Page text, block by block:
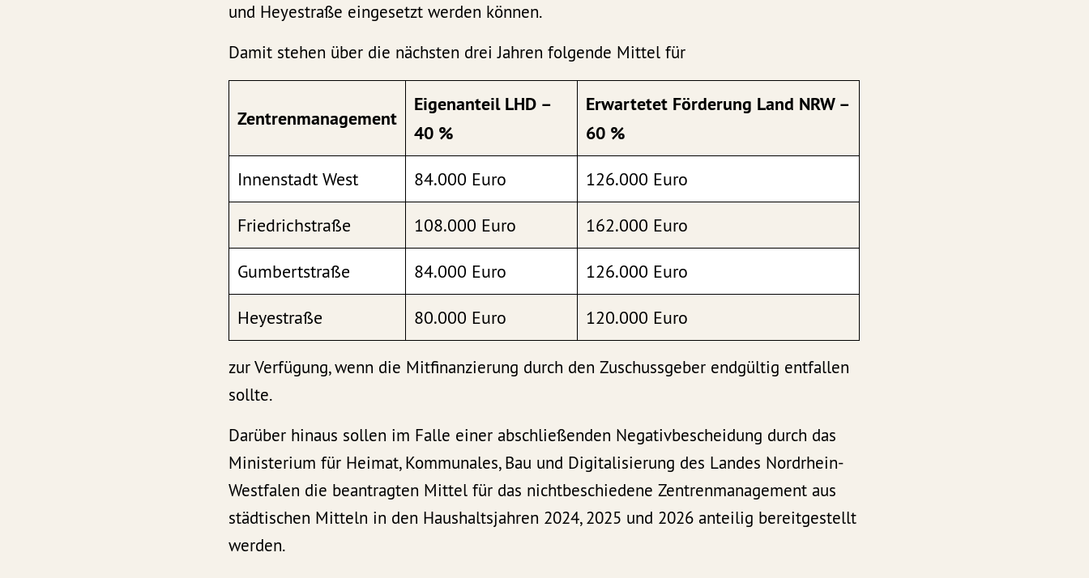
und Heyestraße eingesetzt werden können.
Damit stehen über die nächsten drei Jahren folgende Mittel für
Zentrenmanagement
Eigenanteil LHD –
40 %
Erwartetet Förderung Land NRW –
60 %
Innenstadt West 84.000 Euro 126.000 Euro
Friedrichstraße 108.000 Euro 162.000 Euro
Gumbertstraße 84.000 Euro 126.000 Euro
Heyestraße 80.000 Euro 120.000 Euro
zur Verfügung, wenn die Mitfinanzierung durch den Zuschussgeber endgültig entfallen
sollte.
Darüber hinaus sollen im Falle einer abschließenden Negativbescheidung durch das
Ministerium für Heimat, Kommunales, Bau und Digitalisierung des Landes Nordrhein-
Westfalen die beantragten Mittel für das nichtbeschiedene Zentrenmanagement aus
städtischen Mitteln in den Haushaltsjahren 2024, 2025 und 2026 anteilig bereitgestellt
werden.